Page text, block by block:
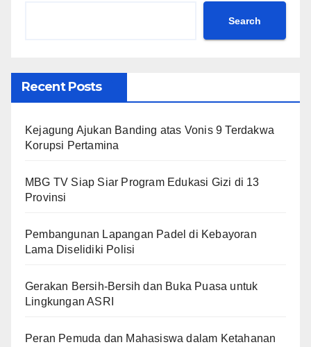
Search
Recent Posts
Kejagung Ajukan Banding atas Vonis 9 Terdakwa
Korupsi Pertamina
MBG TV Siap Siar Program Edukasi Gizi di 13
Provinsi
Pembangunan Lapangan Padel di Kebayoran
Lama Diselidiki Polisi
Gerakan Bersih-Bersih dan Buka Puasa untuk
Lingkungan ASRI
Peran Pemuda dan Mahasiswa dalam Ketahanan